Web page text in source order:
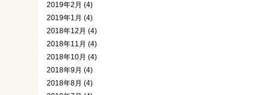
2019年2月 (4)
2019年1月 (4)
2018年12月 (4)
2018年11月 (4)
2018年10月 (4)
2018年9月 (4)
2018年8月 (4)